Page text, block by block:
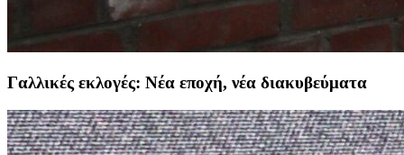
Γαλλικές εκλογές: Νέα εποχή, νέα διακυβεύματα